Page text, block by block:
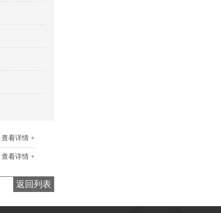
查看详情 +
查看详情 +
返回列表
村牌-3